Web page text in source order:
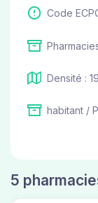
Code
Densité :
habitant /
5